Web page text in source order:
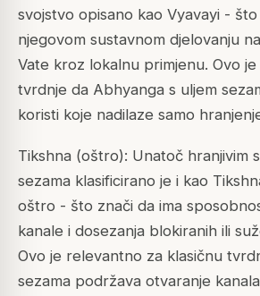
svojstvo opisano kao Vyavayi -
njegovom sustavnom djelovanju
Vate kroz lokalnu primjenu. Ovo
tvrdnje da Abhyanga s uljem
koristi koje nadilaze samo
Tikshna (oštro): Unatoč hranjivim
sezama klasificirano je i kao
oštro - što znači da ima
kanale i dosezanja blokiranih ili
Ovo je relevantno za klasičnu
sezama podržava otvaranje